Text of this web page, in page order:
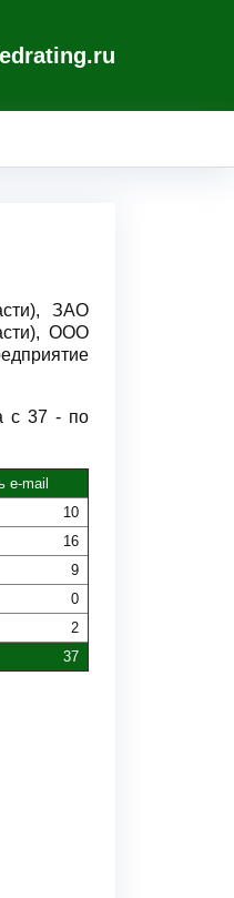
ЗАО
ООО
с 37 - по
e-mail
10
16
9
0
2
37